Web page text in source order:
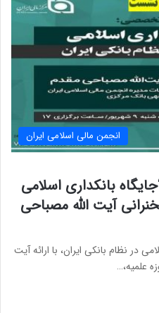
انجمن مالی اسلامی ایران
بانکداری اسلامی
آیت الله مصباحی
نظام بانکی ایران، با ارائه آیت
علمیه،…